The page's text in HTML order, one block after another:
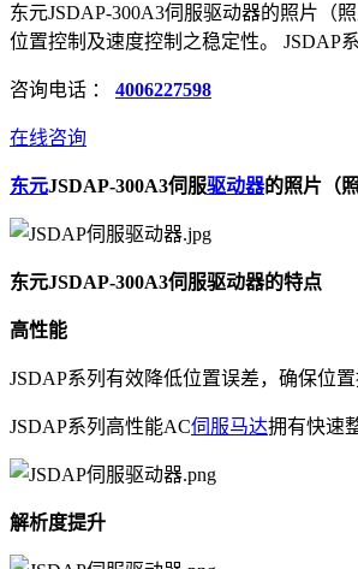
东元JSDAP-300A3伺服驱动器的照片（
位置控制及速度控制之稳定性。 JSDAP
咨询电话 ： 4006227598
在线咨询
东元JSDAP-300A3伺服驱动器的照片（
东元JSDAP-300A3伺服驱动器的特点
高性能
JSDAP系列有效降低位置误差，确保位
JSDAP系列高性能AC伺服马达拥有快速
解析度提升